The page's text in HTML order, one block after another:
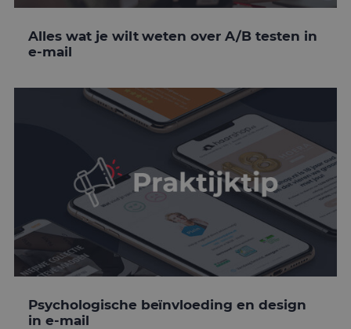
Alles wat je wilt weten over A/B testen in
e-mail
Psychologische beïnvloeding en design
in e-mail